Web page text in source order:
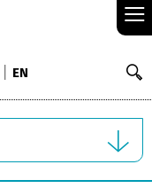
≡
EN